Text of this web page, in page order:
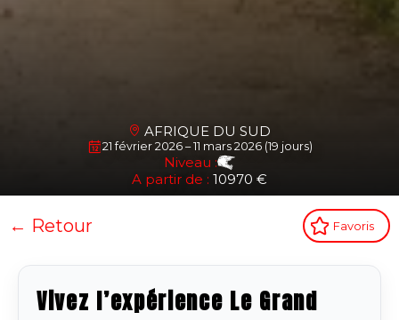
AFRIQUE DU SUD
21 février 2026 – 11 mars 2026 (19 jours)
Niveau :
A partir de : 10970 €
← Retour Favoris
Vivez l’expérience Le Grand